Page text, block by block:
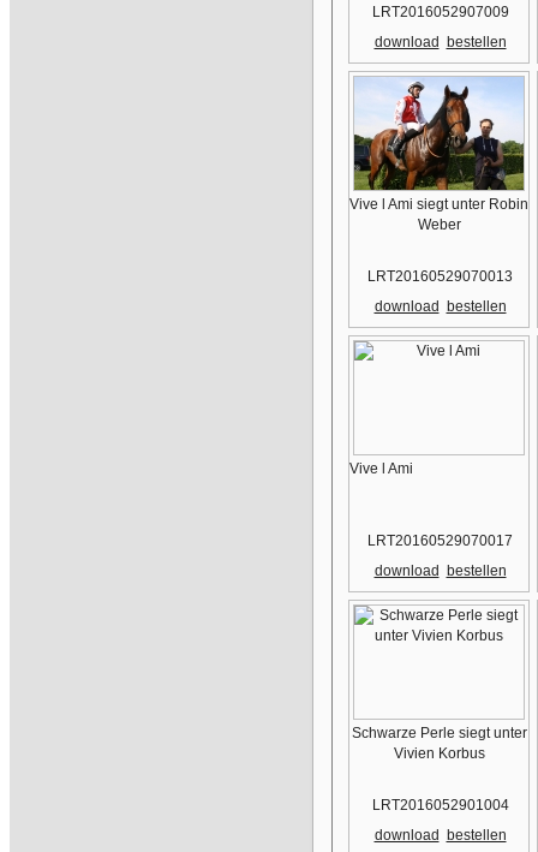
LRT2016052907009
download
bestellen
Vive l Ami siegt unter Robin
Weber
LRT20160529070013
download
bestellen
Vive l Ami
LRT20160529070017
download
bestellen
Schwarze Perle siegt unter
Vivien Korbus
LRT2016052901004
download
bestellen